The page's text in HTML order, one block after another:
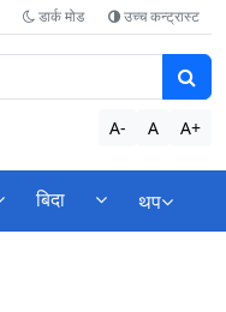
डार्क मोड उच्च कन्ट्रास्ट
A- A A+
बिदा थप